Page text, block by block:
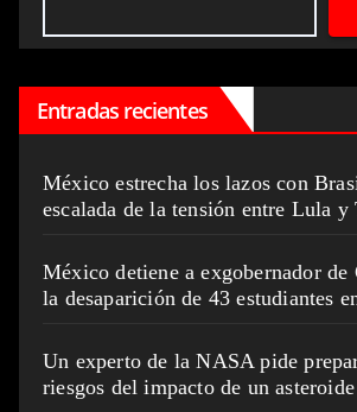
Entradas recientes
México estrecha los lazos con
escalada de la tensión entre Lula y
México detiene a exgobernador de
la desaparición de 43 estudiantes
Un experto de la NASA pide
riesgos del impacto de un asteroide